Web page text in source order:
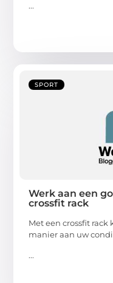
...
SPORT
Werk aan een
crossfit rack
Met een crossfit
manier aan uw
...